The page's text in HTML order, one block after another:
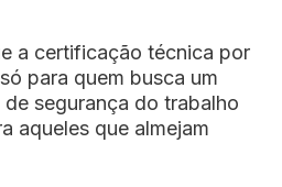
a certificação técnica por
para quem busca um
segurança do trabalho
aqueles que almejam